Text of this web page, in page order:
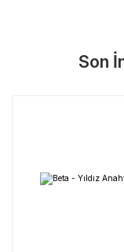
Tüm ürünlerimiz
Orijinal garanti
Son